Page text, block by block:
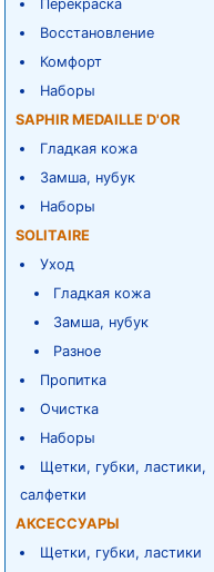
Перекраска
Восстановление
Комфорт
Наборы
SAPHIR MEDAILLE D'OR
Гладкая кожа
Замша, нубук
Наборы
SOLITAIRE
Уход
Гладкая кожа
Замша, нубук
Разное
Пропитка
Очистка
Наборы
Щетки, губки, ластики,
салфетки
АКСЕССУАРЫ
Щетки, губки, ластики